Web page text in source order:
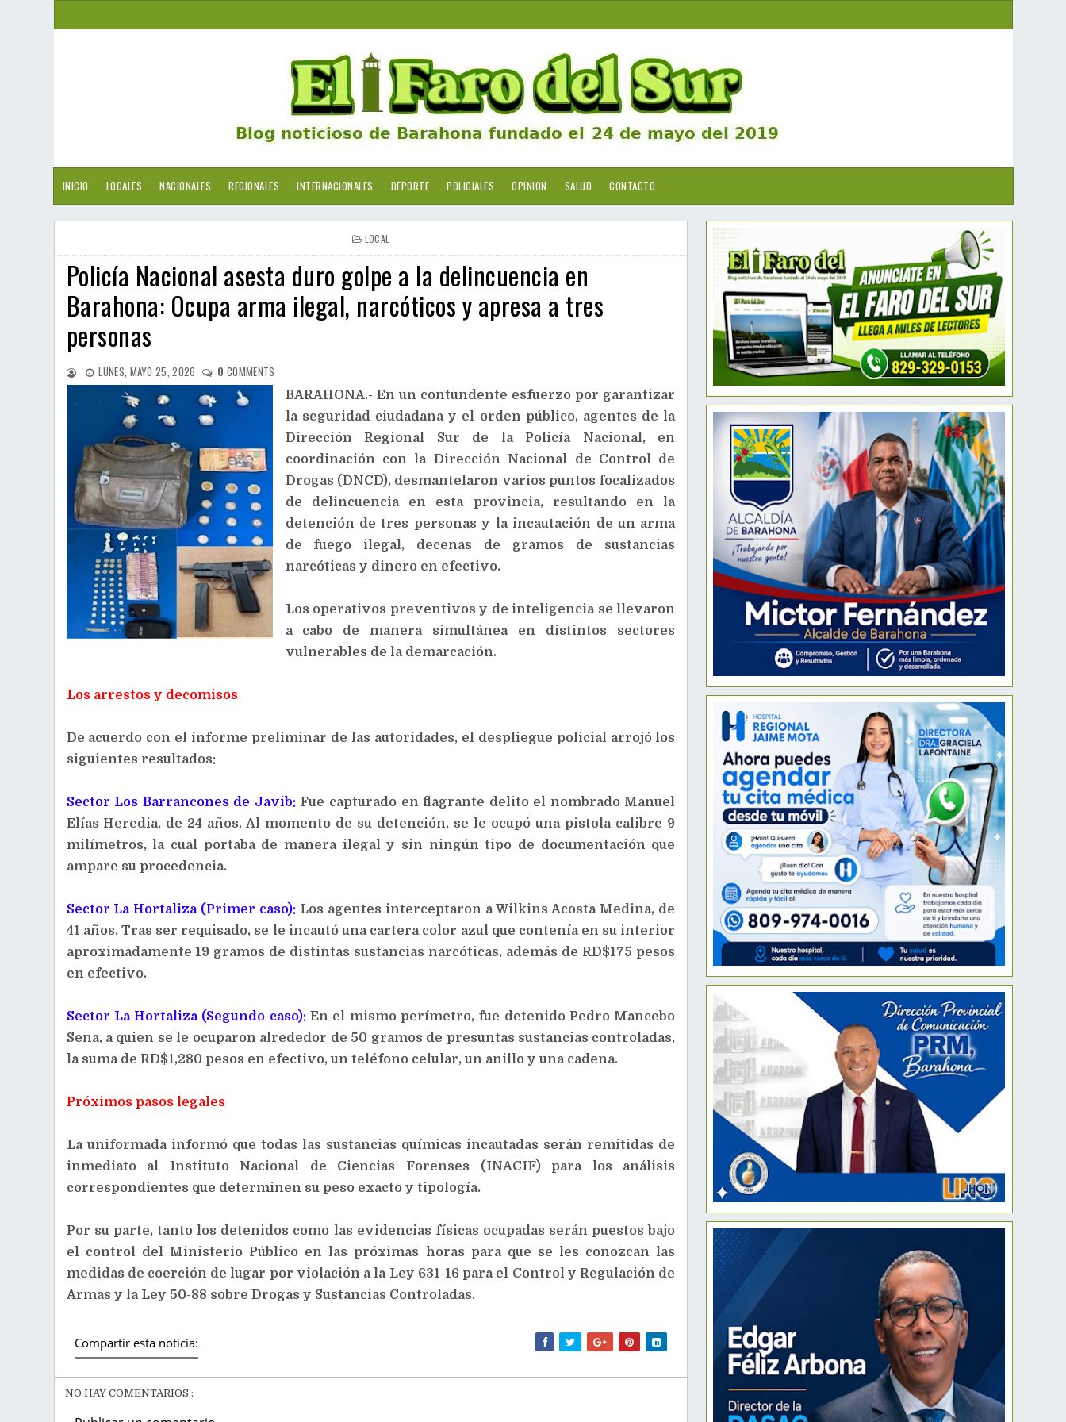
INICIO LOCALES NACIONALES REGIONALES INTERNACIONALES DEPORTE POLICIALES OPINION SALUD CONTACTO
LOCAL
Policía Nacional asesta duro golpe a la delincuencia en
Barahona: Ocupa arma ilegal, narcóticos y apresa a tres
personas
LUNES, MAYO 25, 2026 0 COMMENTS
BARAHONA.- En un contundente esfuerzo por garantizar
la seguridad ciudadana y el orden público, agentes de la
Dirección Regional Sur de la Policía Nacional, en
coordinación con la Dirección Nacional de Control de
Drogas (DNCD), desmantelaron varios puntos focalizados
de delincuencia en esta provincia, resultando en la
detención de tres personas y la incautación de un arma
de fuego ilegal, decenas de gramos de sustancias
narcóticas y dinero en efectivo.
Los operativos preventivos y de inteligencia se llevaron
a cabo de manera simultánea en distintos sectores
vulnerables de la demarcación.
Los arrestos y decomisos
De acuerdo con el informe preliminar de las autoridades, el despliegue policial arrojó los
siguientes resultados:
Sector Los Barrancones de Javib: Fue capturado en flagrante delito el nombrado Manuel
Elías Heredia, de 24 años. Al momento de su detención, se le ocupó una pistola calibre 9
milímetros, la cual portaba de manera ilegal y sin ningún tipo de documentación que
ampare su procedencia.
Sector La Hortaliza (Primer caso): Los agentes interceptaron a Wilkins Acosta Medina, de
41 años. Tras ser requisado, se le incautó una cartera color azul que contenía en su interior
aproximadamente 19 gramos de distintas sustancias narcóticas, además de RD$175 pesos
en efectivo.
Sector La Hortaliza (Segundo caso):En el mismo perímetro, fue detenido Pedro Mancebo
Sena, a quien se le ocuparon alrededor de 50 gramos de presuntas sustancias controladas,
la suma de RD$1,280 pesos en efectivo, un teléfono celular, un anillo y una cadena.
Próximos pasos legales
La uniformada informó que todas las sustancias químicas incautadas serán remitidas de
inmediato al Instituto Nacional de Ciencias Forenses (INACIF) para los análisis
correspondientes que determinen su peso exacto y tipología.
Por su parte, tanto los detenidos como las evidencias físicas ocupadas serán puestos bajo
el control del Ministerio Público en las próximas horas para que se les conozcan las
medidas de coerción de lugar por violación a la Ley 631-16 para el Control y Regulación de
Armas y la Ley 50-88 sobre Drogas y Sustancias Controladas.
Compartir esta noticia:
NO HAY COMENTARIOS.: